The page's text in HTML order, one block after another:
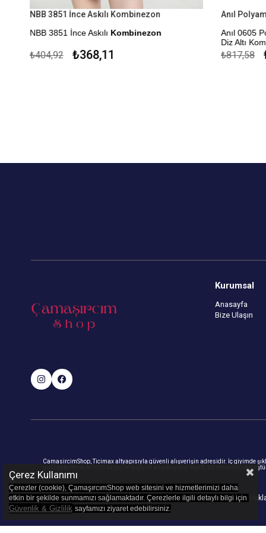
NBB 3851 İnce Askılı Kombinezon
NBB 3851 İnce AskılıKombinezon
Kapıda Ödeme Seçeneği
₺368,11
₺404,92
Anıl 0605
Diz Altı
Kapıda
₺817,58
Kurumsal
Anasayfa
Bize Ulaşın
CamasircimShop, Ticimax altyapısıyla güvenli alışverişin adresidir. İç giyimde
gizli paketleme ve hızlı kargo ile iç giyim alışverişinizi keyifli bir deneyime
© 2023camasircimshop.com- Tüm
Çerez Kullanımı
Çerezler (cookie), ÇamaşırcımShop web sitesini ve hizmetlerimizi daha
etkin bir şekilde sunmamızı sağlamaktadır. Çerezlerle ilgili detaylı bilgi için
Güvenlik & Gizlilik sayfamızı ziyaret edebilirsiniz.